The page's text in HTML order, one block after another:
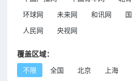
环球网
未来网 和讯网
人民网
央视网
覆盖区域：
不限 全国 北京 上海